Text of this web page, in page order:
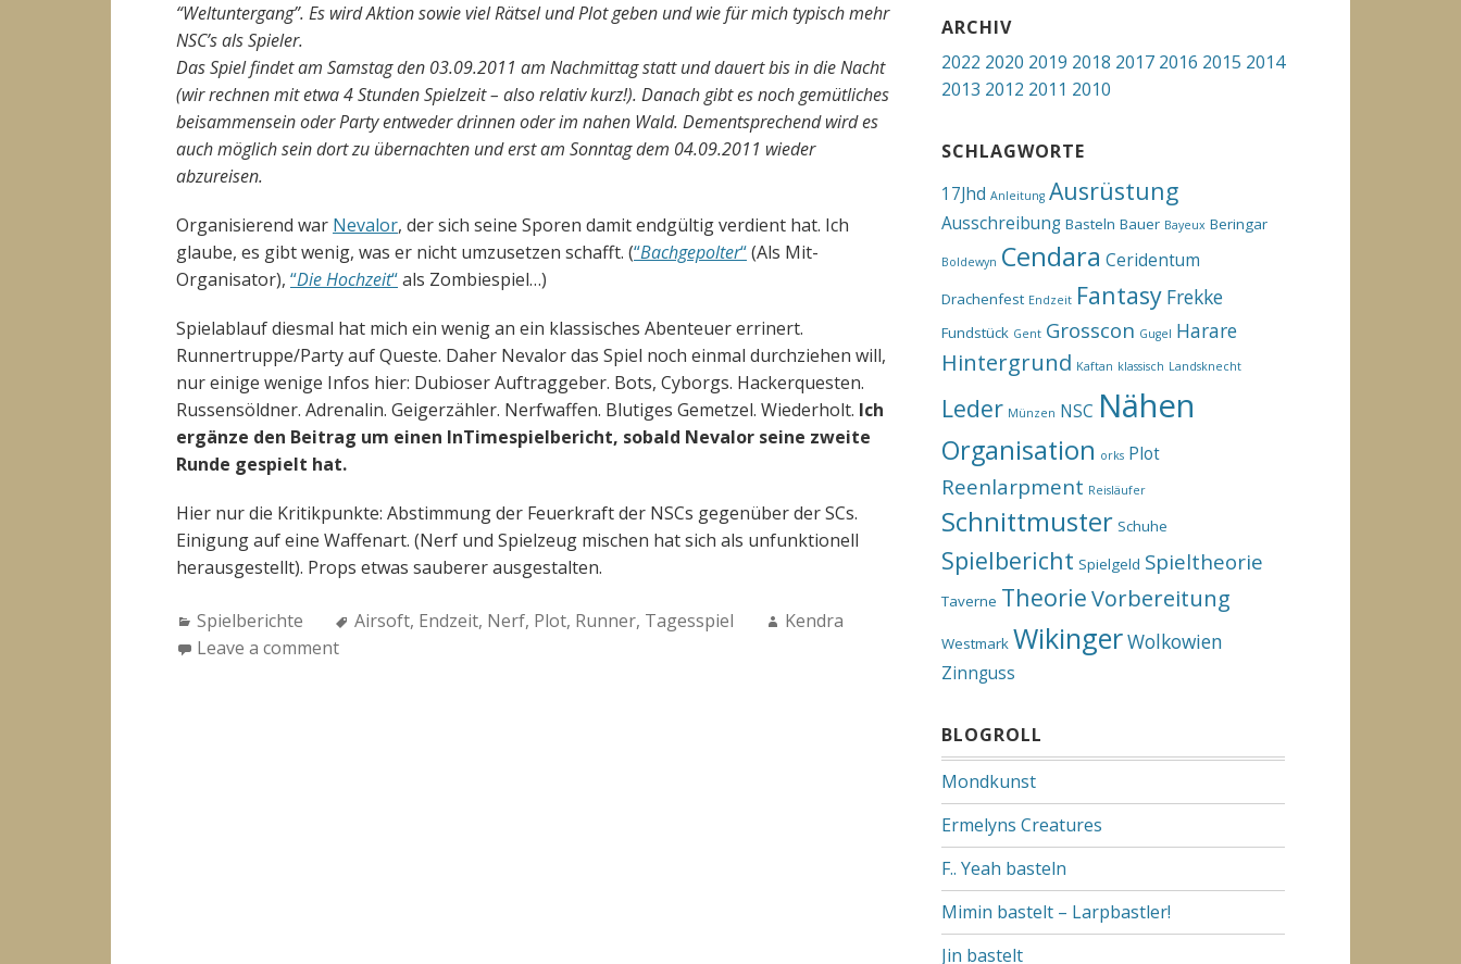
“Weltuntergang”. Es wird Aktion sowie viel Rätsel und Plot geben und wie für mich typisch mehr
NSC’s als Spieler.
Das Spiel findet am Samstag den 03.09.2011 am Nachmittag statt und dauert bis in die Nacht
(wir rechnen mit etwa 4 Stunden Spielzeit – also relativ kurz!). Danach gibt es noch gemütliches
beisammensein oder Party entweder drinnen oder im nahen Wald. Dementsprechend wird es
auch möglich sein dort zu übernachten und erst am Sonntag dem 04.09.2011 wieder
abzureisen.
Organisierend war Nevalor, der sich seine Sporen damit endgültig verdient hat. Ich
glaube, es gibt wenig, was er nicht umzusetzen schafft. (“Bachgepolter“(Als Mit-
Organisator), “Die Hochzeit“als Zombiespiel…)
Spielablauf diesmal hat mich ein wenig an ein klassisches Abenteuer errinert.
Runnertruppe/Party auf Queste. Daher Nevalor das Spiel noch einmal durchziehen will,
nur einige wenige Infos hier: Dubioser Auftraggeber. Bots, Cyborgs. Hackerquesten.
Russensöldner. Adrenalin. Geigerzähler. Nerfwaffen. Blutiges Gemetzel. Wiederholt. Ich
ergänze den Beitrag um einen InTimespielbericht, sobald Nevalor seine zweite
Runde gespielt hat.
Hier nur die Kritikpunkte: Abstimmung der Feuerkraft der NSCs gegenüber der SCs.
Einigung auf eine Waffenart. (Nerf und Spielzeug mischen hat sich als unfunktionell
herausgestellt). Props etwas sauberer ausgestalten.
Categories:
Spielberichte Tags:
Airsoft, Endzeit, Nerf, Plot, Runner, Tagesspiel Author:
Kendra
Leave a comment
ARCHIV
2022 2020 2019 2018 2017 2016 2015 2014
2013 2012 2011 2010
SCHLAGWORTE
17Jhd Anleitung Ausrüstung
Ausschreibung Basteln Bauer Bayeux Beringar
Boldewyn Cendara Ceridentum
Drachenfest Endzeit Fantasy Frekke
Fundstück Gent Grosscon Gugel Harare
Hintergrund Kaftan klassisch Landsknecht
Leder Münzen NSC Nähen
Organisation orks Plot
Reenlarpment Reisläufer
Schnittmuster Schuhe
Spielbericht Spielgeld Spieltheorie
Taverne TheorieVorbereitung
Westmark WikingerWolkowien
Zinnguss
BLOGROLL
Mondkunst
Ermelyns Creatures
F.. Yeah basteln
Mimin bastelt – Larpbastler!
Jin bastelt